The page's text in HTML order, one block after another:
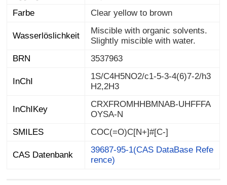
Farbe
Clear yellow to brown
Wasserlöslichkeit
Miscible with organic solvents.
Slightly miscible with water.
BRN
3537963
InChI
1S/C4H5NO2/c1-5-3-4(6)7-2/h3
H2,2H3
InChIKey
CRXFROMHHBMNAB-UHFFFA
OYSA-N
SMILES
COC(=O)C[N+]#[C-]
CAS Datenbank
39687-95-1(CAS DataBase Refe
rence)